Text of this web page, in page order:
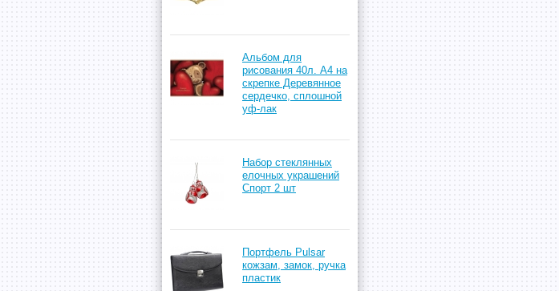
Альбом для
рисования 40л. А4 на
скрепке Деревянное
сердечко, сплошной
уф-лак
Набор стеклянных
елочных украшений
Спорт 2 шт
Портфель Pulsar
кожзам, замок, ручка
пластик